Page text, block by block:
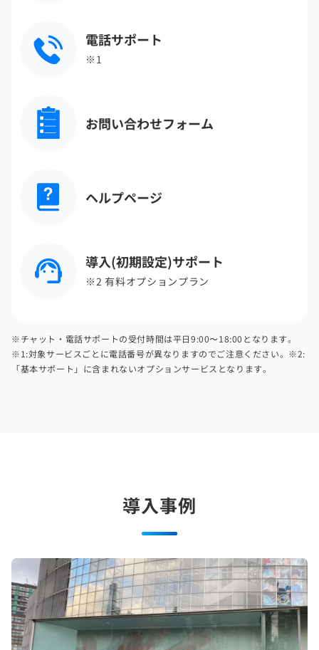
電話サポート
※1
お問い合わせフォーム
ヘルプページ
導入(初期設定)サポート
※2 有料オプションプラン
※チャット・電話サポートの受付時間は平日9:00〜18:00となります。
※1:対象サービスごとに電話番号が異なりますのでご注意ください。 ※2:
「基本サポート」に含まれないオプションサービスとなります。
導入事例